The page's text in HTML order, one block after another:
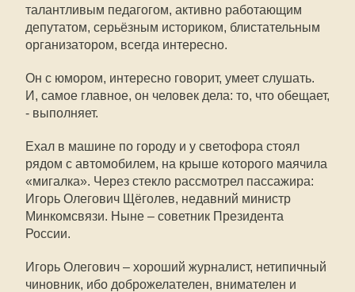
талантливым педагогом, активно работающим
депутатом, серьёзным историком, блистательным
организатором, всегда интересно.
Он с юмором, интересно говорит, умеет слушать.
И, самое главное, он человек дела: то, что обещает,
- выполняет.
Ехал в машине по городу и у светофора стоял
рядом с автомобилем, на крыше которого маячила
«мигалка». Через стекло рассмотрел пассажира:
Игорь Олегович Щёголев, недавний министр
Минкомсвязи. Ныне – советник Президента
России.
Игорь Олегович – хороший журналист, нетипичный
чиновник, ибо доброжелателен, внимателен и